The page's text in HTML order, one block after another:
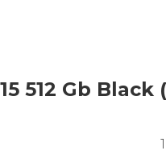
512 Gb